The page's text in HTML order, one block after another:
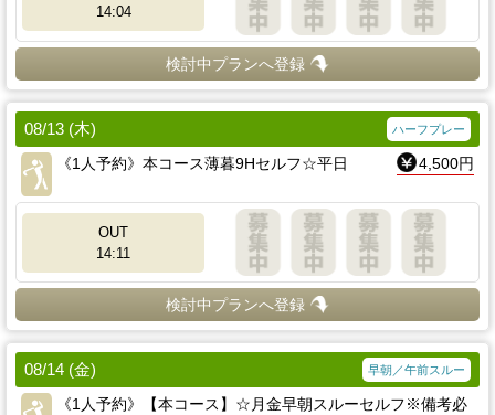
14:04
検討中プランへ登録
08/13 (木) ハーフプレー
《1人予約》本コース薄暮9Hセルフ☆平日 4,500円
OUT
14:11
検討中プランへ登録
08/14 (金) 早朝／午前スルー
《1人予約》【本コース】☆月金早朝スルーセルフ※備考必